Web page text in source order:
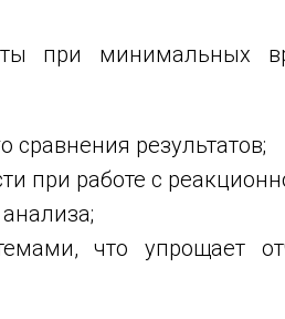
при минимальных
сравнения результатов;
при работе с
что упрощает